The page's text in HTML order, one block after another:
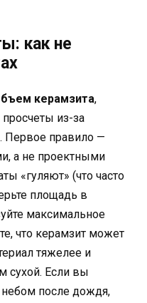
как не
керамзита,
из-за
Первое правило —
а не проектными
«гуляют» (что часто
площадь в
максимальное
что керамзит может
тяжелее и
сухой. Если вы
после дождя,